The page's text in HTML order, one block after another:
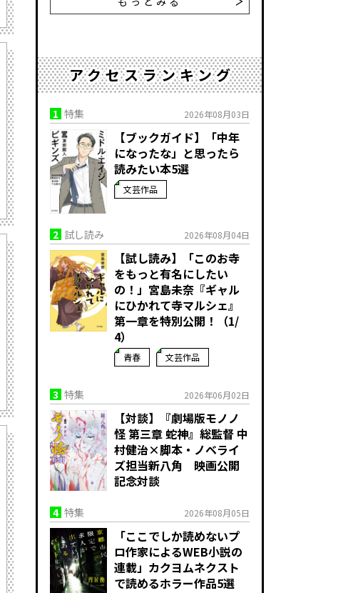
アクセスランキング
1 特集 2026年08月03日
【ブックガイド】「中年
になったな」と思ったら
読みたい本5選
文芸作品
2 試し読み 2026年08月04日
【試し読み】「このお寺
をもっと有名にしたい
の！」宮島未奈『ギャル
にひかれて寺マルシェ』
第一章を特別公開！（1/
4）
青春 文芸作品
3 特集 2026年06月02日
【対談】『劇場版モノノ
怪 第三章 蛇神』総監督 中
村健治×脚本・ノベライ
ズ担当新八角 映画公開
記念対談
4 特集 2026年08月05日
「ここでしか読めないプ
ロ作家によるWEB小説の
連載」――カクヨムネクスト
で読めるホラー作品5選